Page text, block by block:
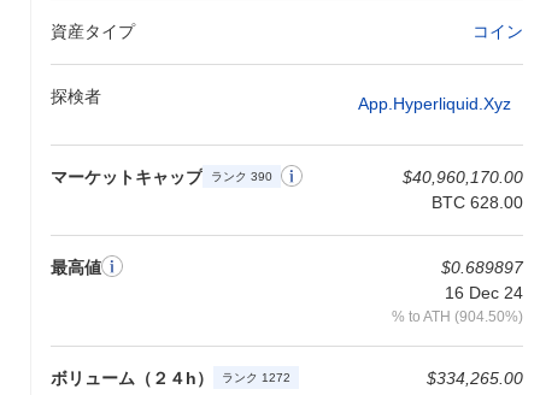
資産タイプ コイン
探検者 App.hyperliquid.xyz
マーケットキャップ ランク 390
$40,960,170.00
BTC 628.00
最高値
$0.689897
16 Dec 24
% to ATH (904.50%)
ボリューム（２４h） ランク 1272
$334,265.00
ンよりも効率的に取引を処理でき、高頻度取引やマイクロトラン
ザクションに特に適しています。 さらに、Hypurrは、ユーザーが
データのセキュリティを気にする人々にアピールする、強化され
た機密性で取引を行うことを可能にするユニークなプライバシー
ロスチェーン相互運用性もサポートしており、使いやすさと統合
の可能性を広げています。 エコシステムは、さまざまなDeFiプロ
よってさらに豊かになり、ユーザー体験を向上させ、提供される
サービスの範囲を拡大する協力的な環境を育んでいます。Hypurr
のガバナンスモデルはコミュニティの関与を強調し、利害関係者
が意思決定プロセスに参加できるようにすることで、その分散型
の理念を強化し、より広いブロックチェーンコミュニティの価値
観と一致しています。